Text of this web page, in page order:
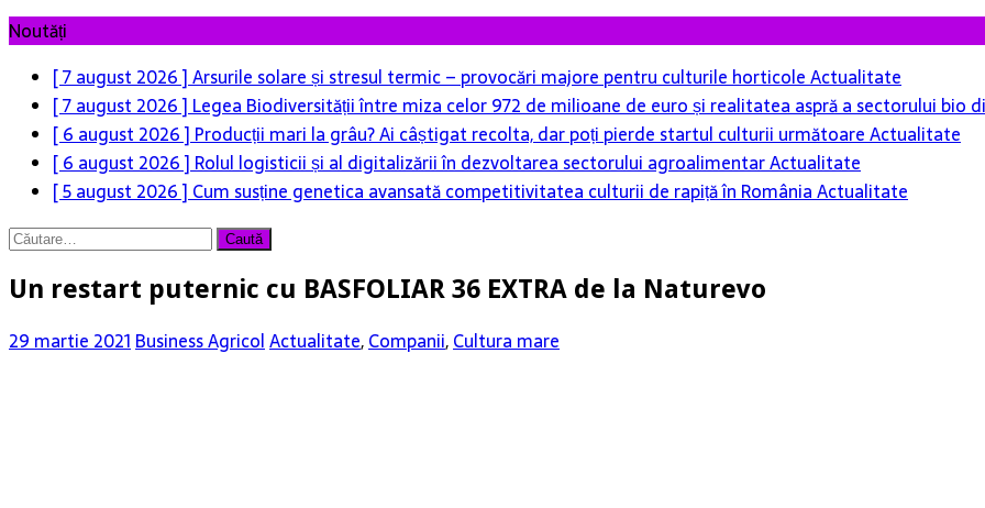
Noutăți
[ 7 august 2026 ]Arsurile solare și stresul termic – provocări majore pentru culturile horticoleActualitate
[ 7 august 2026 ] Legea Biodiversității între miza celor 972 de milioane de euro și realitatea aspră a sectorului bio
[ 6 august 2026 ] Producții mari la grâu? Ai câștigat recolta, dar poți pierde startul culturii următoareActualitate
[ 6 august 2026 ] Rolul logisticii și al digitalizării în dezvoltarea sectorului agroalimentarActualitate
[ 5 august 2026 ] Cum susține genetica avansată competitivitatea culturii de rapiță în RomâniaActualitate
Caută
Un restart puternic cu BASFOLIAR 36 EXTRA de la Naturevo
29 martie 2021 Business AgricolActualitate,Companii,Cultura mare